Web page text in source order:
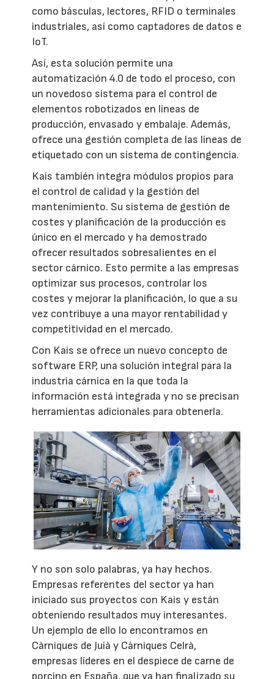
como básculas, lectores, RFID o terminales
industriales, así como captadores de datos e
IoT.
Así, esta solución permite una
automatización 4.0 de todo el proceso, con
un novedoso sistema para el control de
elementos robotizados en líneas de
producción, envasado y embalaje. Además,
ofrece una gestión completa de las líneas de
etiquetado con un sistema de contingencia.
Kais también integra módulos propios para
el control de calidad y la gestión del
mantenimiento. Su sistema de gestión de
costes y planificación de la producción es
único en el mercado y ha demostrado
ofrecer resultados sobresalientes en el
sector cárnico. Esto permite a las empresas
optimizar sus procesos, controlar los
costes y mejorar la planificación, lo que a su
vez contribuye a una mayor rentabilidad y
competitividad en el mercado.
Con Kais se ofrece un nuevo concepto de
software ERP, una solución integral para la
industria cárnica en la que toda la
información está integrada y no se precisan
herramientas adicionales para obtenerla.
Y no son solo palabras, ya hay hechos.
Empresas referentes del sector ya han
iniciado sus proyectos con Kais y están
obteniendo resultados muy interesantes.
Un ejemplo de ello lo encontramos en
Càrniques de Juià y Càrniques Celrà,
empresas líderes en el despiece de carne de
porcino en España, que ya han finalizado su